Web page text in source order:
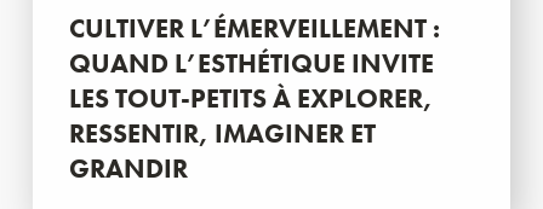
CULTIVER L’ÉMERVEILLEMENT :
QUAND L’ESTHÉTIQUE INVITE
LES TOUT-PETITS À EXPLORER,
RESSENTIR, IMAGINER ET
GRANDIR